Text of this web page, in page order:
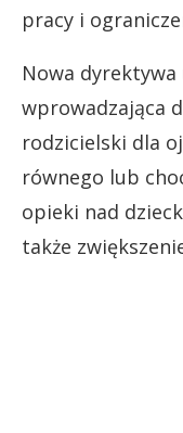
pracy i
Nowa dyrektywa
wprowadzająca
rodzicielski dla
równego lub
opieki nad
także